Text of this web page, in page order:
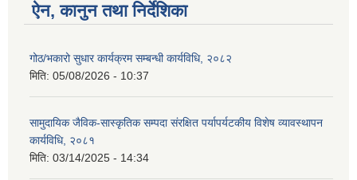
ऐन, कानुन तथा निर्देशिका
गोठ/भकारो सुधार कार्यक्रम सम्बन्धी कार्यविधि, २०८२
मिति: 05/08/2026 - 10:37
सामुदायिक जैविक-सास्कृतिक सम्पदा संरक्षित पर्यापर्यटकीय विशेष व्यावस्थापन
कार्यविधि, २०८१
मिति: 03/14/2025 - 14:34